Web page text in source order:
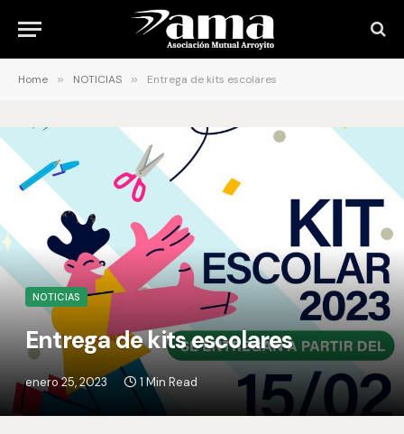
Home » NOTICIAS » Entrega de kits escolares
NOTICIAS
Entrega de kits escolares
enero 25, 2023 1 Min Read